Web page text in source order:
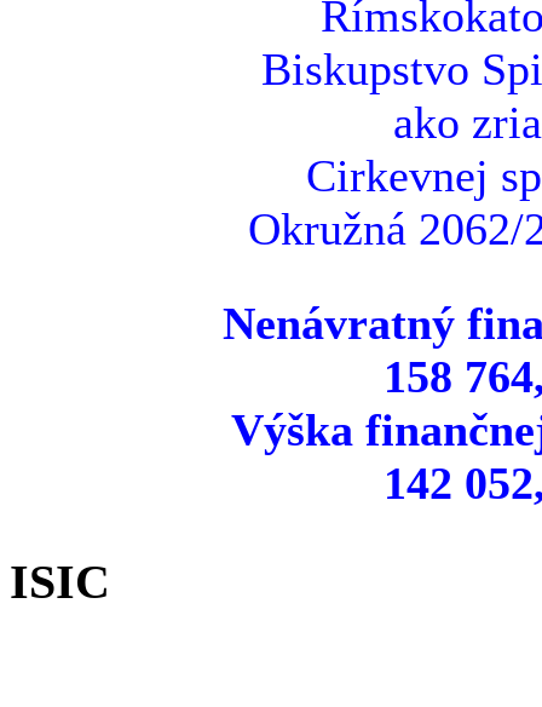
Biskupstvo
ako
Cirkevnej
Okružná
Nenávratný
158
Výška
142
ISIC